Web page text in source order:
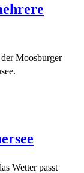
Moosburger
Wetter passt